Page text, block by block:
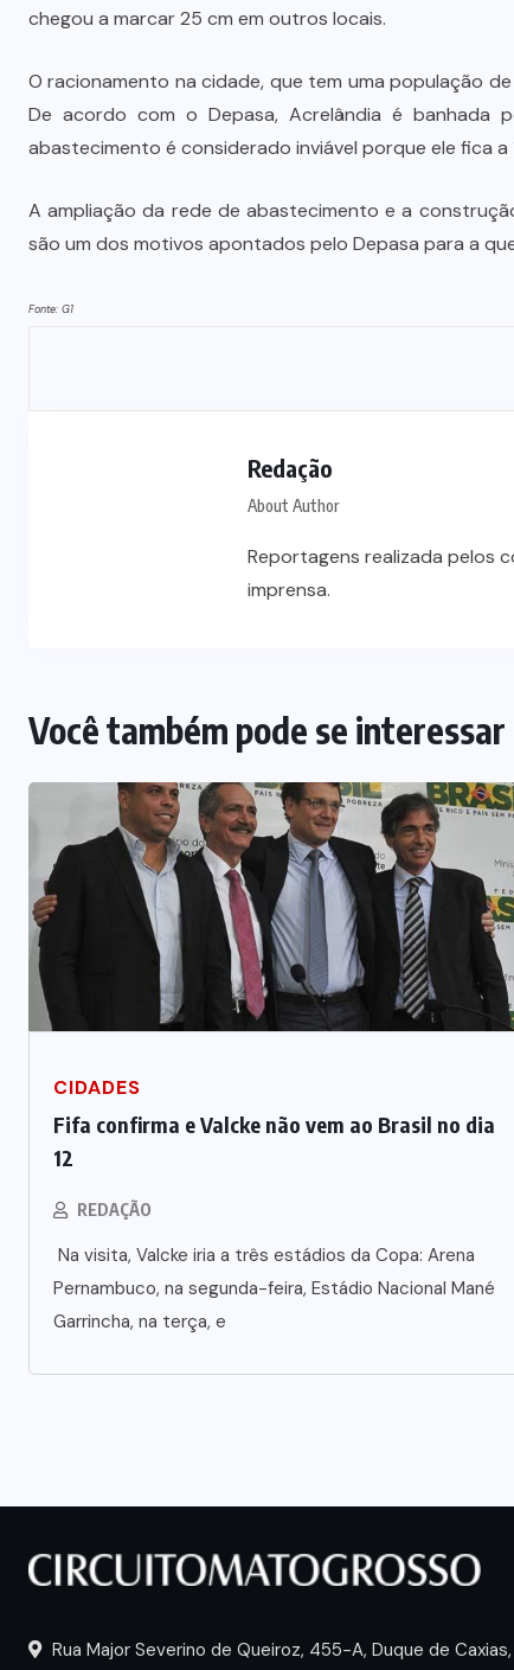
chegou a marcar 25 cm em outros locais.
O racionamento na cidade, que tem uma população
De acordo com o Depasa, Acrelândia é banhada
abastecimento é considerado inviável porque ele fica a
A ampliação da rede de abastecimento e a
são um dos motivos apontados pelo Depasa para a
Fonte: G1
Redação
About Author
Reportagens realizada pelos
imprensa.
Você também pode se interessar
CIDADES
Fifa confirma e Valcke não vem ao Brasil no dia
12
REDAÇÃO
Na visita, Valcke iria a três estádios da Copa: Arena
Pernambuco, na segunda-feira, Estádio Nacional Mané
Garrincha, na terça, e
Rua Major Severino de Queiroz, 455-A, Duque de Caxias,